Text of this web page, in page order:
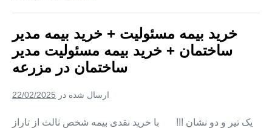
بیمه
ساختمان
خرید
مسئولیت
ساختمان
در
خاندوز
خرید بیمه مسئولیت + خرید بیمه مدیر
ساختمان + خرید بیمه مسئولیت مدیر
ساختمان در مزرعه
ارسال شده در 22/02/2025
یک تیر و دو نشان !!! با خرید نقدی بیمه شخص ثالث از تاراز